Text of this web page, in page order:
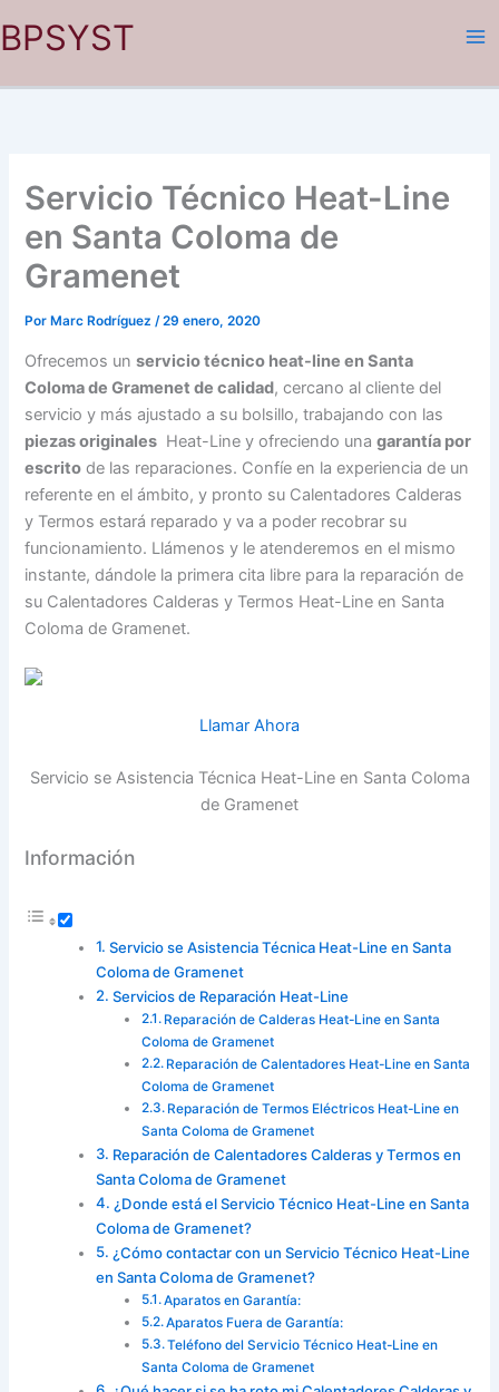
al
BPSYST
Servicio Técnico Heat-Line
en Santa Coloma de
Gramenet
Por Marc Rodríguez/29 enero, 2020
Ofrecemos unservicio técnico heat-line en Santa
Coloma de Gramenet de calidad, cercano al cliente del
servicio y más ajustado a su bolsillo, trabajando con las
piezas originales Heat-Line y ofreciendo unagarantía por
escrito de las reparaciones. Confíe en la experiencia de un
referente en el ámbito, y pronto su Calentadores Calderas
y Termos estará reparado y va a poder recobrar su
funcionamiento. Llámenos y le atenderemos en el mismo
instante, dándole la primera cita libre para la reparación de
su Calentadores Calderas y Termos Heat-Line en Santa
Coloma de Gramenet.
Llamar Ahora
Servicio se Asistencia Técnica Heat-Line en Santa Coloma
de Gramenet
Información
Servicio se Asistencia Técnica Heat-Line en Santa
Coloma de Gramenet
Servicios de Reparación Heat-Line
Reparación de Calderas Heat-Line en Santa
Coloma de Gramenet
Reparación de Calentadores Heat-Line en Santa
Coloma de Gramenet
Reparación de Termos Eléctricos Heat-Line en
Santa Coloma de Gramenet
Reparación de Calentadores Calderas y Termos en
Santa Coloma de Gramenet
¿Donde está el Servicio Técnico Heat-Line en Santa
Coloma de Gramenet?
¿Cómo contactar con un Servicio Técnico Heat-Line
en Santa Coloma de Gramenet?
Aparatos en Garantía:
Aparatos Fuera de Garantía:
Teléfono del Servicio Técnico Heat-Line en
Santa Coloma de Gramenet